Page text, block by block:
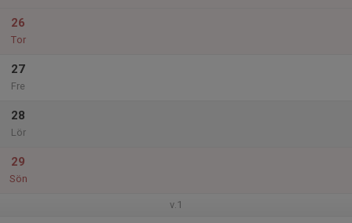
26
Tor
27
Fre
28
Lör
29
Sön
v.1